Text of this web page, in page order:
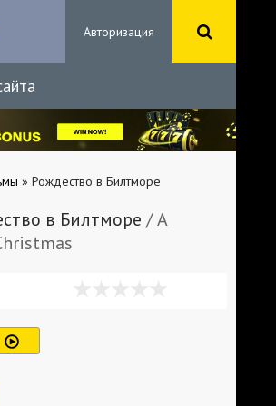
Авторизация
» Рождество в Билтморе
в Билтморе / A